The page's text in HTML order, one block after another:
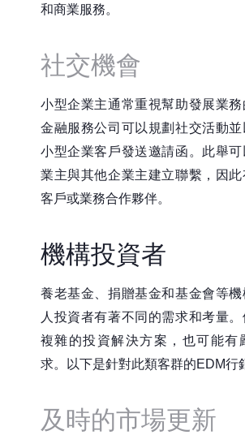
和商業服務。
社交機會
小型企業主通常重視幫助發展業務
金融服務公司可以規劃社交活動
小型企業客戶發送邀請函。此舉
業主與其他企業主建立聯繫，因
客戶或業務合作夥伴。
機構投資者
養老基金、捐贈基金和基金會等
人投資者有著不同的需求和考量
複雜的投資解決方案，也可能有
求。以下是針對此類客群的EDM行
及時的市場更新